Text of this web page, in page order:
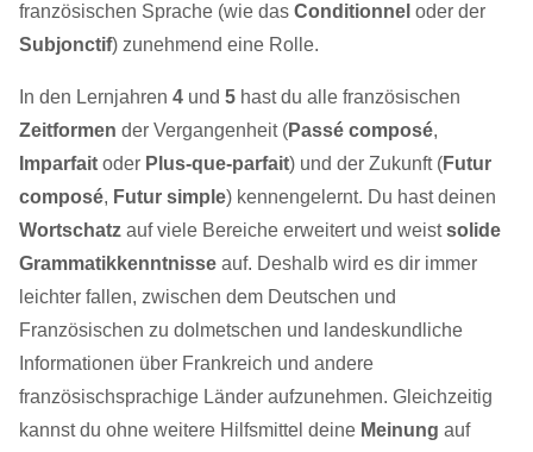
französischen Sprache (wie das Conditionnel oder der
Subjonctif) zunehmend eine Rolle.
In den Lernjahren 4 und 5 hast du alle französischen
Zeitformen der Vergangenheit (Passé composé,
Imparfait oder Plus-que-parfait) und der Zukunft (Futur
composé, Futur simple) kennengelernt. Du hast deinen
Wortschatz auf viele Bereiche erweitert und weistsolide
Grammatikkenntnisse auf. Deshalb wird es dir immer
leichter fallen, zwischen dem Deutschen und
Französischen zu dolmetschen und landeskundliche
Informationen über Frankreich und andere
französischsprachige Länder aufzunehmen. Gleichzeitig
kannst du ohne weitere Hilfsmittel deine Meinung auf